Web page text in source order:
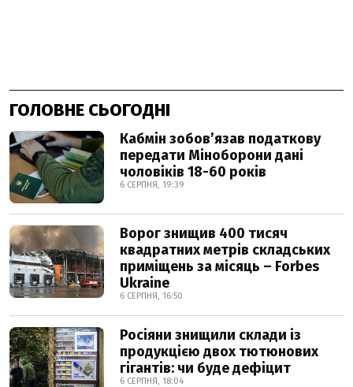
ГОЛОВНЕ СЬОГОДНІ
Кабмін зобовʼязав податкову
передати Міноборони дані
чоловіків 18-60 років
6 СЕРПНЯ, 19:39
Ворог знищив 400 тисяч
квадратних метрів складських
приміщень за місяць – Forbes
Ukraine
6 СЕРПНЯ, 16:50
Росіяни знищили склади із
продукцією двох тютюнових
гігантів: чи буде дефіцит
6 СЕРПНЯ, 18:04